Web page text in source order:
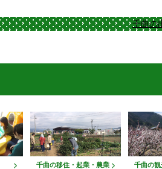
千曲の
千曲の移住・起業・農業 千曲の観